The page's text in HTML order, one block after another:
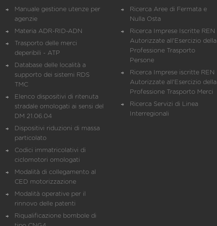
Manuale gestione utenze per
agenzie
Materia ADR-RID-ADN
Trasporto delle merci
deperibili - ATP
Database delle località a
supporto dei sistemi RDS
TMC
Elenco dispositivi di ritenuta
stradale omologati ai sensi del
DM 21.06.04
Dispositivi riduzioni di massa
particolato
Codici immatricolativi di
ciclomotori omologati
Modalità di collegamento al
CED motorizzazione
Modalità operative per il
rinnovo delle patenti
Riqualificazione bombole di
Ricerca Aree di Fermata e
Nulla Osta
Ricerca Imprese Iscritte REN
Autorizzate all'Esercizio della
Professione Trasporto
Persone
Ricerca Imprese iscritte REN
Autorizzate all'Esercizio della
Professione Trasporto Merci
Ricerca Servizi di Linea
Interregionali